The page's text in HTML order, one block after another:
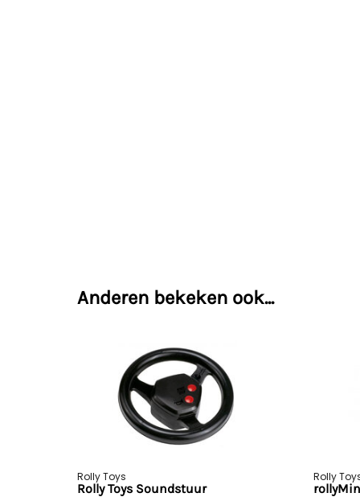
Anderen bekeken ook...
Rolly Toys
Rolly Toys Soundstuur
Rolly